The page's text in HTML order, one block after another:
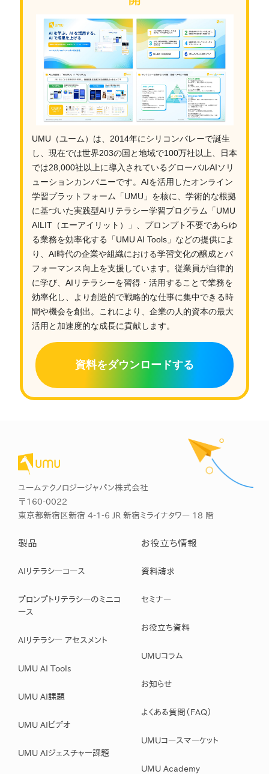
UMU（ユーム）は、2014年にシリコンバレーで誕生
し、現在では世界203の国と地域で100万社以上、日本
では28,000社以上に導入されているグローバルAIソリ
ューションカンパニーです。AIを活用したオンライン
学習プラットフォーム「UMU」を核に、学術的な根拠
に基づいた実践型AIリテラシー学習プログラム「UMU
AILIT（エーアイリット）」、プロンプト不要であらゆ
る業務を効率化する「UMU AI Tools」などの提供によ
り、AI時代の企業や組織における学習文化の醸成とパ
フォーマンス向上を支援しています。従業員が自律的
に学び、AIリテラシーを習得・活用することで業務を
効率化し、より創造的で戦略的な仕事に集中できる時
間や機会を創出。これにより、企業の人的資本の最大
活用と加速度的な成長に貢献します。
資料をダウンロードする
ユームテクノロジージャパン株式会社
〒160-0022
東京都新宿区新宿 4-1-6 JR 新宿ミライナタワー 18 階
製品
AIリテラシーコース
プロンプトリテラシーのミニコ
ース
AIリテラシー アセスメント
UMU AI Tools
UMU AI課題
UMU AIビデオ
UMU AIジェスチャー課題
お役立ち情報
資料請求
セミナー
お役立ち資料
UMUコラム
お知らせ
よくある質問（FAQ）
UMUコースマーケット
UMU Academy